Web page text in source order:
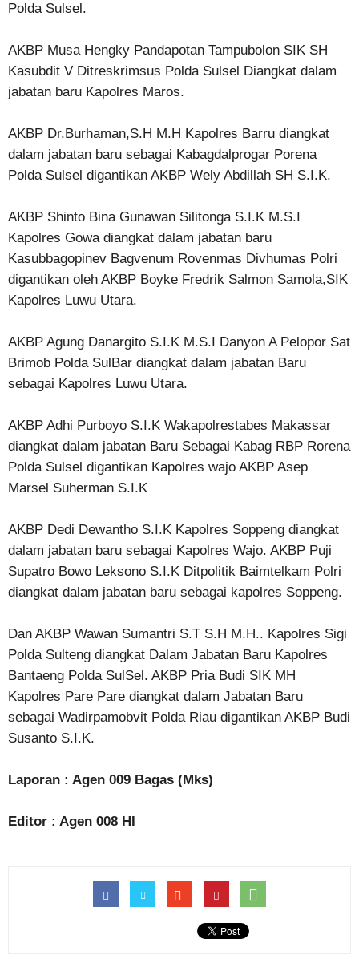
Polda Sulsel.
AKBP Musa Hengky Pandapotan Tampubolon SIK SH
Kasubdit V Ditreskrimsus Polda Sulsel Diangkat dalam
jabatan baru Kapolres Maros.
AKBP Dr.Burhaman,S.H M.H Kapolres Barru diangkat
dalam jabatan baru sebagai Kabagdalprogar Porena
Polda Sulsel digantikan AKBP Wely Abdillah SH S.I.K.
AKBP Shinto Bina Gunawan Silitonga S.I.K M.S.I
Kapolres Gowa diangkat dalam jabatan baru
Kasubbagopinev Bagvenum Rovenmas Divhumas Polri
digantikan oleh AKBP Boyke Fredrik Salmon Samola,SIK
Kapolres Luwu Utara.
AKBP Agung Danargito S.I.K M.S.I Danyon A Pelopor Sat
Brimob Polda SulBar diangkat dalam jabatan Baru
sebagai Kapolres Luwu Utara.
AKBP Adhi Purboyo S.I.K Wakapolrestabes Makassar
diangkat dalam jabatan Baru Sebagai Kabag RBP Rorena
Polda Sulsel digantikan Kapolres wajo AKBP Asep
Marsel Suherman S.I.K
AKBP Dedi Dewantho S.I.K Kapolres Soppeng diangkat
dalam jabatan baru sebagai Kapolres Wajo. AKBP Puji
Supatro Bowo Leksono S.I.K Ditpolitik Baimtelkam Polri
diangkat dalam jabatan baru sebagai kapolres Soppeng.
Dan AKBP Wawan Sumantri S.T S.H M.H.. Kapolres Sigi
Polda Sulteng diangkat Dalam Jabatan Baru Kapolres
Bantaeng Polda SulSel. AKBP Pria Budi SIK MH
Kapolres Pare Pare diangkat dalam Jabatan Baru
sebagai Wadirpamobvit Polda Riau digantikan AKBP Budi
Susanto S.I.K.
Laporan : Agen 009 Bagas (Mks)
Editor : Agen 008 HI